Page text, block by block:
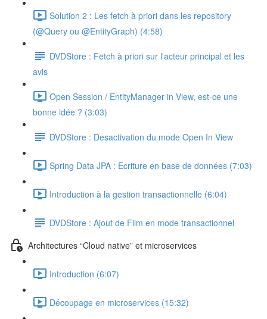
Solution 2 : Les fetch à priori dans les repository
(@Query ou @EntityGraph) (4:58)
DVDStore : Fetch à priori sur l'acteur principal et les
avis
Open Session / EntityManager in View, est-ce une
bonne idée ? (3:03)
DVDStore : Desactivation du mode Open In View
Spring Data JPA : Ecriture en base de données (7:03)
Introduction à la gestion transactionnelle (6:04)
DVDStore : Ajout de Film en mode transactionnel
Architectures “Cloud native” et microservices
Introduction (6:07)
Découpage en microservices (15:32)